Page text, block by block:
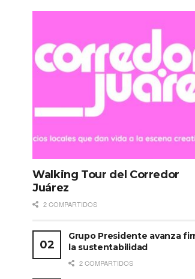
Walking Tour del Corredor
Juárez
2 COMPARTIDOS
Grupo Presidente avanza
la sustentabilidad
2 COMPARTIDOS